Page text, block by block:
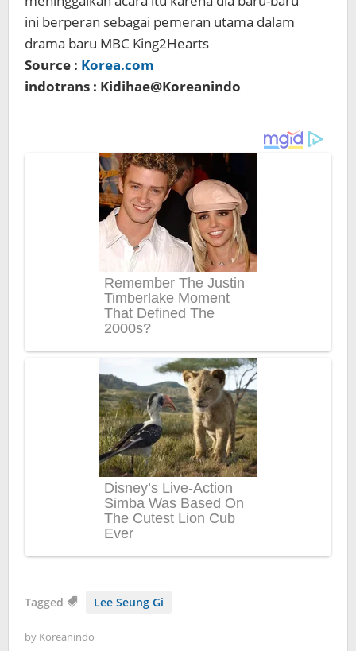
ini berperan sebagai pemeran utama dalam
drama baru MBC King2Hearts
Source : Korea.com
indotrans : Kidihae@Koreanindo
Tagged Lee Seung Gi
by Koreanindo